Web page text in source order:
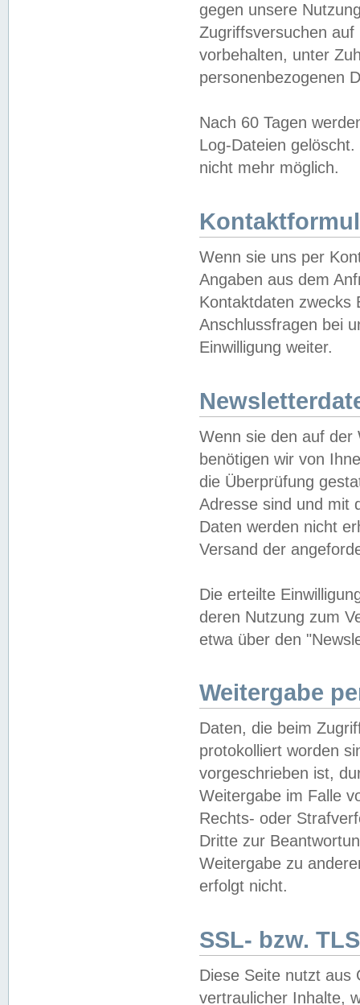
gegen unsere
Zugriffsversuchen
vorbehalten, unter
personenbezogenen
Nach 60 Tagen
Log-Dateien
nicht mehr möglich.
Wenn sie uns per
Angaben aus dem
Kontaktdaten zwecks
Anschlussfragen bei
Einwilligung weiter.
Wenn sie den auf der
benötigen wir von
die Überprüfung
Adresse sind und mit
Daten werden nicht
Versand der
Die erteilte
deren Nutzung zum
etwa über den
Weitergabe
Daten, die beim
protokolliert worden
vorgeschrieben ist,
Weitergabe im Falle
Rechts- oder
Dritte zur
Weitergabe zu
erfolgt nicht.
SSL- bzw.
Diese Seite nutzt aus
vertraulicher Inhalte,